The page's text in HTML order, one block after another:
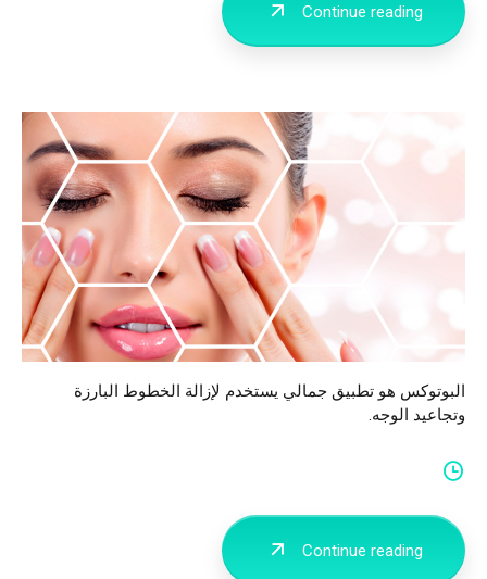
Continue reading
البوتوكس هو تطبيق جمالي يستخدم لإزالة الخطوط البارزة
وتجاعيد الوجه.
Continue reading